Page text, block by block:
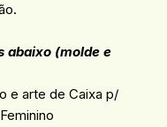
abaixo (molde e
e arte de Caixa p/